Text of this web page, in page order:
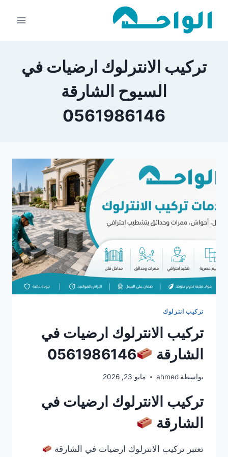
تركيب الانترلوك ارضيات في
السيوح الشارقة
0561986146
تركيب انترلوك
تركيب الانترلوك ارضيات في
الشارقة
0561986146
بواسطة ahmed مايو 23, 2026
تركيب الانترلوك ارضيات في
الشارقة
تعتبر تركيب الانترلوك ارضيات في الشارقة